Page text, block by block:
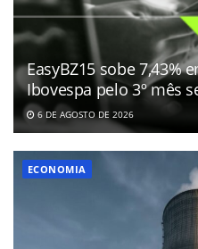
EasyBZ15 sobe 7,43%
Ibovespa pelo 3º mês
6 DE AGOSTO DE 2026
ECONOMIA